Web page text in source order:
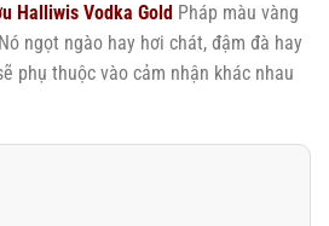
Halliwis Vodka Gold Pháp màu vàng
ngọt ngào hay hơi chát, đậm đà hay
phụ thuộc vào cảm nhận khác nhau